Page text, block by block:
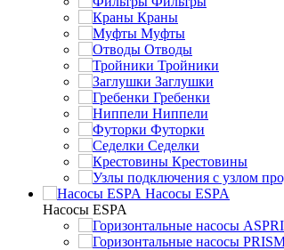
Краны
Муфты
Отводы
Тройники
Заглушки
Гребенки
Ниппели
Футорки
Седелки
Крестовины
Насосы ESPA
Насосы ESPA